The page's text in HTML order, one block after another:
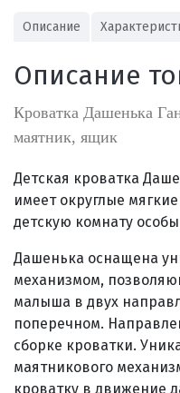
Описание
Описание
Кроватка Дашенька
маятник, ящик
Детская кроватка
имеет округлые
детскую комнату
Дашенька оснащена
механизмом,
малыша в двух
поперечном.
сборке кроватки.
маятникового
кроватку в движение